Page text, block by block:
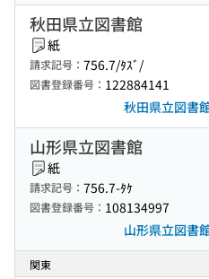
秋田県立図書館
紙
請求記号： 756.7/ﾀｽﾞ/
図書登録番号： 122884141
秋田県立図書
山形県立図書館
紙
請求記号： 756.7-ﾀｹ
図書登録番号： 108134997
山形県立図書
関東